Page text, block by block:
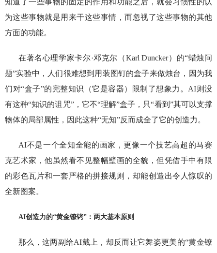
知道了一些事物的固定的作用和功能之后，就会习惯性的认
为这些事物就是用来干这些事情，而忽视了这些事物的其他
方面的功能。
在著名心理学家卡尔·邓克尔（Karl Duncker）的“蜡烛问
题”实验中，人们很难想到用装图钉的盒子来做烛台，因为我
们对“盒子”的完整知识（它是容器）限制了想象力。AI则没
有这种“知识的诅咒”，它不“理解”盒子，只“看到”其可以支撑
物体的局部属性，因此这种“无知”反而成全了它的创造力。
AI不是一个全知全能的画家，更像一个技艺高超的马赛
克艺术家，他虽然看不见整幅壁画的全貌，但凭借手中有限
的彩色瓦片和一套严格的拼接规则，却能创造出令人惊叹的
全新图案。
AI创造力的“黄金镣铐”：两大基本原则
那么，这两副给AI戴上，却反而让它舞姿更美的“黄金镣